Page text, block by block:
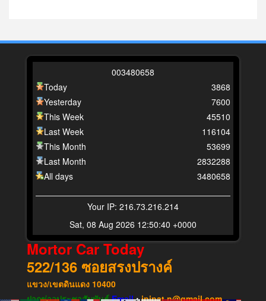
003480658
Today
Yesterday
This Week
Last Week
This Month
Last Month
All days
3868
7600
45510
116104
53699
2832288
3480658
Your IP: 216.73.216.214
Sat, 08 Aug 2026 12:50:40 +0000
Mortor Car Today
522/136 ซอยสรงปรางค์
แขวง​/เขต​ดินแดง​ 10400
ฝากข่าวประชาสัมพันธ์ Email:ipipat.n@gmail.com